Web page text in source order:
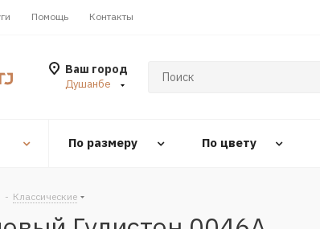
Помощь Контакты
Ваш город
Душанбе
По размеру По цвету
- Классические